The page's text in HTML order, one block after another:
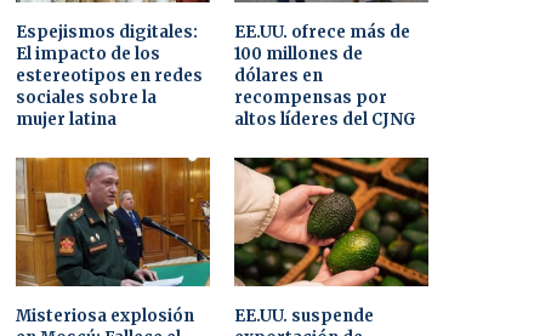
Espejismos digitales:
El impacto de los
estereotipos en redes
sociales sobre la
mujer latina
EE.UU. ofrece más de
100 millones de
dólares en
recompensas por
altos líderes del CJNG
Misteriosa explosión
EE.UU. suspende